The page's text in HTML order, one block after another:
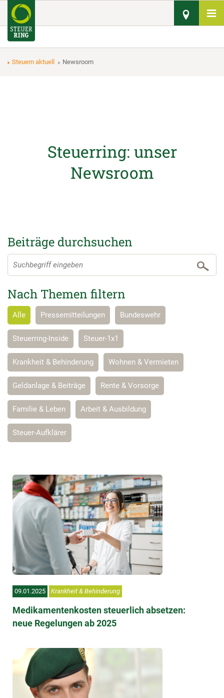
Steuern aktuell Newsroom
Steuerring: unser
Newsroom
Beiträge durchsuchen
Nach Themen filtern
Alle Pressemitteilungen Bundeswehr
Steuerring-Inside Steuer-1x1
Krankheit & Behinderung Wohnen & Vermieten
Geldanlage & Beiträge Rente & Vorsorge
Familie & Leben Arbeit & Ausbildung
Steuer-Aufklärer
09.01.2025 Krankheit & Behinderung
Medikamentenkosten steuerlich absetzen:
neue Regelungen ab 2025